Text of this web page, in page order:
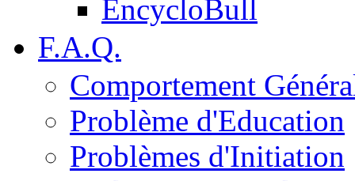
EncycloBull
F.A.Q.
Comportement
Problème d'Education
Problèmes d'Initiation